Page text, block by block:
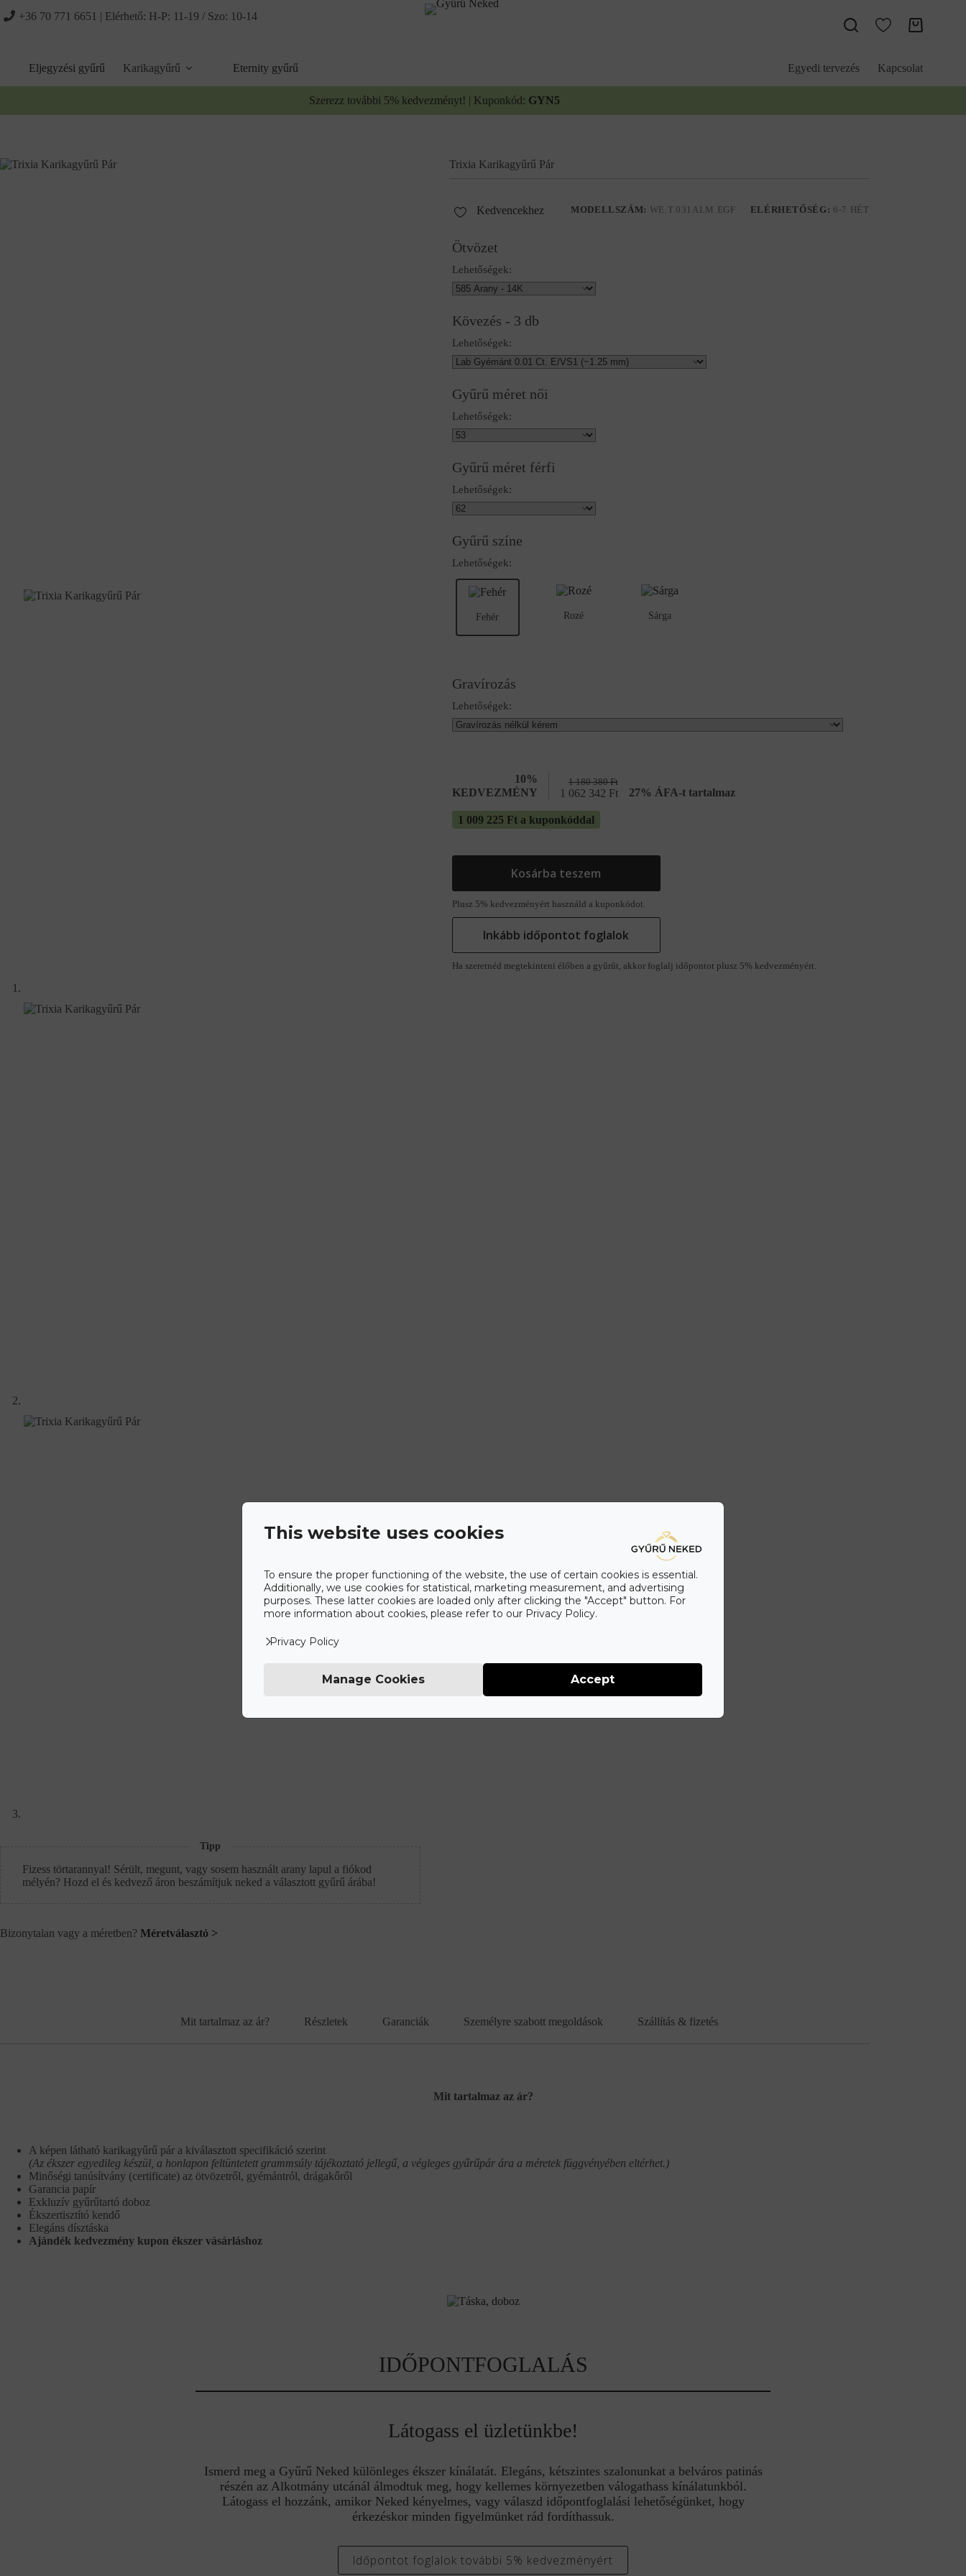
a
+36 70 771 6651 | Elérhető: H-P: 11-19 / Szo: 10-14
Kosár
Eljegyzési gyűrű Karikagyűrű Eternity gyűrű Egyedi tervezés Kapcsolat
Szerezz további 5% kedvezményt! | Kuponkód: GYN5
Tipp
Fizess törtarannyal! Sérült, megunt, vagy sosem használt arany lapul a fiókod
mélyén? Hozd el és kedvező áron beszámítjuk neked a választott gyűrű árába!
Bizonytalan vagy a méretben? Méretválasztó >
Trixia Karikagyűrű Pár
MODELLSZÁM: WE.T.031ALM.EGF ELÉRHETŐSÉG: 6-7 HÉT
Kedvencekhez
Ötvözet
Lehetőségek:
Kövezés - 3 db
Lehetőségek:
Gyűrű méret női
Lehetőségek:
Gyűrű méret férfi
Lehetőségek:
Gyűrű színe
Lehetőségek:
Fehér Rozé Sárga
Gravírozás
Lehetőségek:
10%
KEDVEZMÉNY
1 180 380Ft
1 062 342 Ft 27% ÁFA-t tartalmaz
1 009 225 Ft a kuponkóddal
Kosárba teszem
Plusz 5% kedvezményért használd a kuponkódot.
Inkább időpontot foglalok
Ha szeretnéd megtekinteni élőben a gyűrűt, akkor foglalj időpontot plusz 5% kedvezményért.
Mit tartalmaz az ár? Részletek Garanciák Személyre szabott megoldások Szállítás & fizetés
Mit tartalmaz az ár?
A képen látható karikagyűrű pár a kiválasztott specifikáció szerint
(Az ékszer egyedileg készül, a honlapon feltüntetett grammsúly tájékoztató jellegű, a végleges gyűrűpár ára a méretek függvényében eltérhet.)
Minőségi tanúsítvány (certificate) az ötvözetről, gyémántról, drágakőről
Garancia papír
Exkluzív gyűrűtartó doboz
Ékszertisztító kendő
Elegáns dísztáska
Ajándék kedvezmény kupon ékszer vásárláshoz
IDŐPONTFOGLALÁS
Látogass el üzletünkbe!
Ismerd meg a Gyűrű Neked különleges ékszer kínálatát. Elegáns, kétszintes szalonunkat a belváros patinás
részén az Alkotmány utcánál álmodtuk meg, hogy kellemes környezetben válogathass kínálatunkból.
Látogass el hozzánk, amikor Neked kényelmes, vagy válaszd időpontfoglalási lehetőségünket, hogy
érkezéskor minden figyelmünket rád fordíthassuk.
Időpontot foglalok további 5% kedvezményért
This website uses cookies
To ensure the proper functioning of the website, the use of certain cookies is essential.
Additionally, we use cookies for statistical, marketing measurement, and advertising
purposes. These latter cookies are loaded only after clicking the "Accept" button. For
more information about cookies, please refer to our Privacy Policy.
Privacy Policy
Manage Cookies Accept